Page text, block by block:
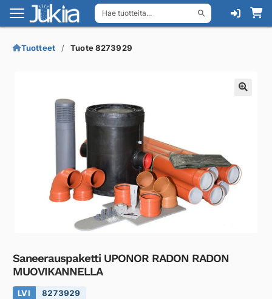
Hae tuotteita...
Siirry
navigointiin
Siirry
sisältöön
Tuotteet Tuote 8273929
Saneerauspaketti UPONOR RADON RADON
MUOVIKANNELLA
LVI 8273929